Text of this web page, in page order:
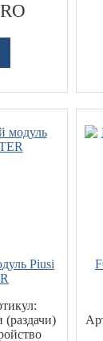
Piusi
(раздачи)